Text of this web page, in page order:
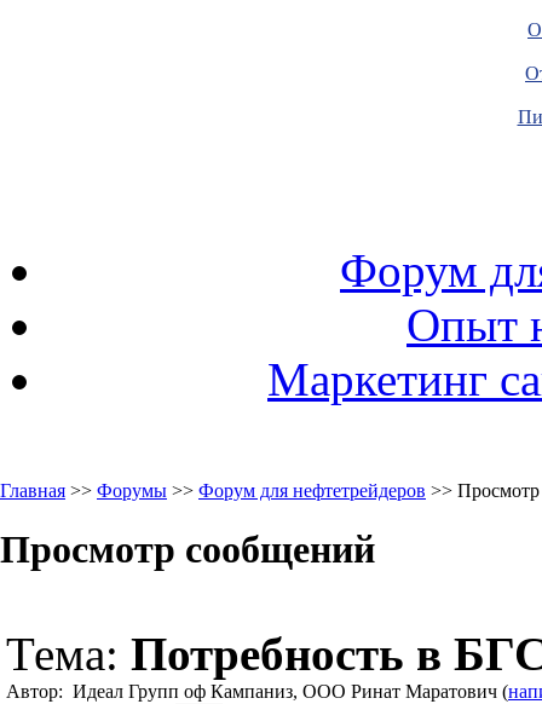
Форум
Опыт
Маркетинг
Главная >> Форумы >> Форум для нефтетрейдеров >>
Просмотр сообщений
Тема: Потребность в
Автор: Идеал Групп оф Кампаниз, ООО Ринат Маратович (